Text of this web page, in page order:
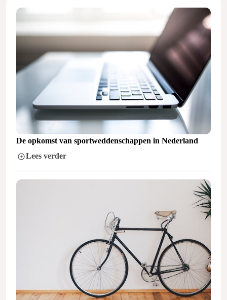
De opkomst van sportweddenschappen in Nederland
Lees verder